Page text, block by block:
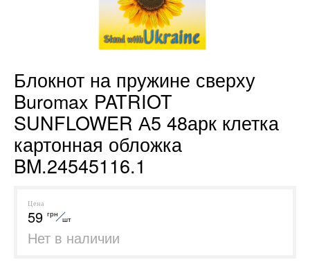
Блокнот на пружине сверху
Buromax PATRIOT
SUNFLOWER А5 48арк клетка
картонная обложка
BM.24545116.1
Цена
59 грн
шт
Нет в наличии